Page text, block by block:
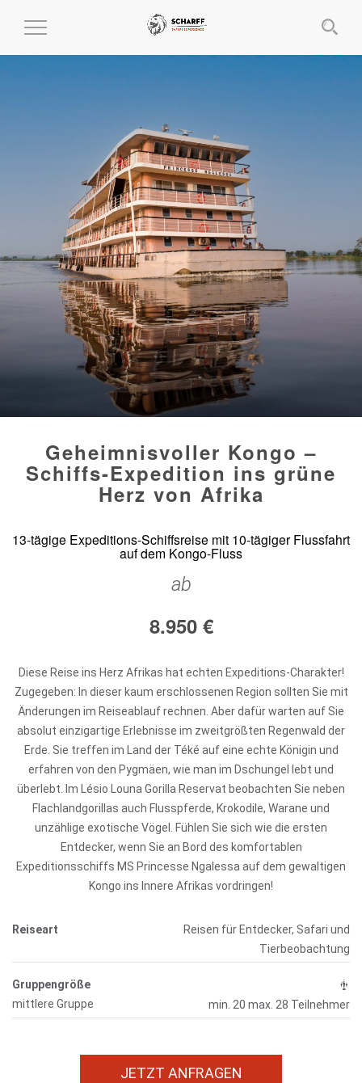
MENÜ
Geheimnisvoller Kongo –
Schiffs-Expedition ins grüne
Herz von Afrika
13-tägige Expeditions-Schiffsreise mit 10-tägiger Flussfahrt
auf dem Kongo-Fluss
ab
8.950 €
Diese Reise ins Herz Afrikas hat echten Expeditions-Charakter!
Zugegeben: In dieser kaum erschlossenen Region sollten Sie mit
Änderungen im Reiseablauf rechnen. Aber dafür warten auf Sie
absolut einzigartige Erlebnisse im zweitgrößten Regenwald der
Erde. Sie treffen im Land der Téké auf eine echte Königin und
erfahren von den Pygmäen, wie man im Dschungel lebt und
überlebt. Im Lésio Louna Gorilla Reservat beobachten Sie neben
Flachlandgorillas auch Flusspferde, Krokodile, Warane und
unzählige exotische Vögel. Fühlen Sie sich wie die ersten
Entdecker, wenn Sie an Bord des komfortablen
Expeditionsschiffs MS Princesse Ngalessa auf dem gewaltigen
Kongo ins Innere Afrikas vordringen!
Reiseart
Reisen für Entdecker, Safari und
Tierbeobachtung
Gruppengröße
mittlere Gruppe
min. 20 max. 28 Teilnehmer
JETZT ANFRAGEN